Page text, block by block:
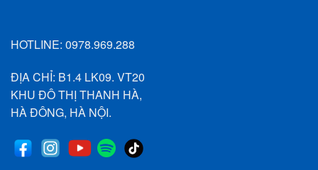
HOTLINE: 0978.969.288
ĐỊA CHỈ: B1.4 LK09. VT20
KHU ĐÔ THỊ THANH HÀ,
HÀ ĐÔNG, HÀ NỘI.